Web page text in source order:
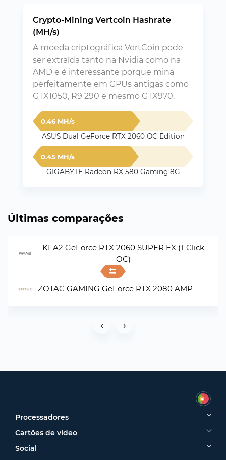
Crypto-Mining Vertcoin Hashrate
(MH/s)
A moeda criptográfica VertCoin pode
ser extraída tanto na Nvidia como na
AMD e é interessante porque mina
perfeitamente em GPUs antigas como
GTX1050, R9 290 e mesmo GTX970.
0.46 MH/s
ASUS Dual GeForce RTX 2060 OC Edition
0.45 MH/s
GIGABYTE Radeon RX 580 Gaming 8G
Últimas comparações
KFA2 GeForce RTX 2060 SUPER EX (1-Click
OC)
ZOTAC GAMING GeForce RTX 2080 AMP
‹ ›
Processadores
Cartões de vídeo
Social